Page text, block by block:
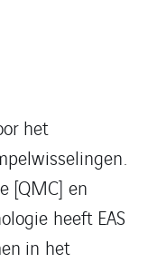
het
[QMC] en
heeft EAS
in het